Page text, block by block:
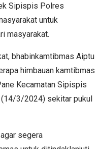
Sipispis Polres
untuk
masyarakat.
bhabinkamtibmas Aiptu
himbauan kamtibmas
Kecamatan Sipispis
(14/3/2024) sekitar pukul
segera